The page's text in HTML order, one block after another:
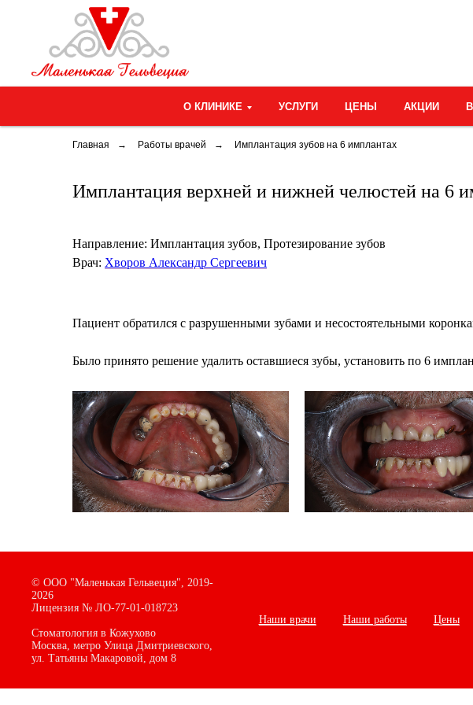
О КЛИНИКЕ УСЛУГИ ЦЕНЫ АКЦИИ
Главная → Работы врачей → Имплантация зубов на 6 имплантах
Имплантация верхней и нижней челюстей на 6
Направление: Имплантация зубов, Протезирование зубов
Врач: Хворов Александр Сергеевич
Пациент обратился с разрушенными зубами и несостоятельными
Было принято решение удалить оставшиеся зубы, установить по 6
© ООО "Маленькая Гельвеция", 2019-
2026
Лицензия № ЛО-77-01-018723
Стоматология в Кожухово
Москва, метро Улица Дмитриевского,
ул. Татьяны Макаровой, дом 8
Наши врачи Наши работы Цены